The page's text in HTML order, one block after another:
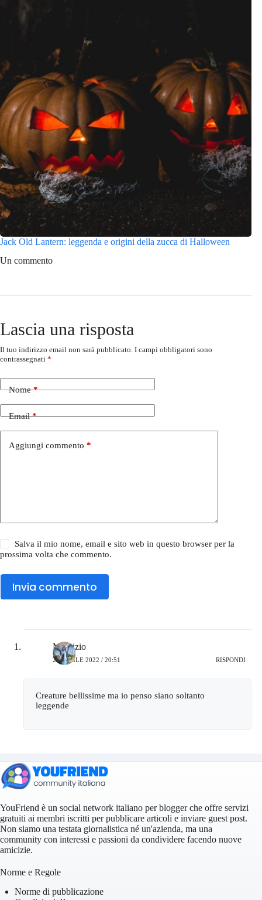
Jack Old Lantern: leggenda e origini della zucca di Halloween
Un commento
Lascia una risposta
Il tuo indirizzo email non sarà pubblicato. I campi obbligatori sono
contrassegnati *
Nome*
Email*
Aggiungi commento *
Salva il mio nome, email e sito web in questo browser per la
prossima volta che commento.
Invia commento
Maurizio
20 APRILE 2022 / 20:51 RISPONDI
Creature bellissime ma io penso siano soltanto
leggende
YouFriend è un social network italiano per blogger che offre servizi
gratuiti ai membri iscritti per pubblicare articoli e inviare guest post.
Non siamo una testata giornalistica né un'azienda, ma una
community con interessi e passioni da condividere facendo nuove
amicizie.
Norme e Regole
Norme di pubblicazione